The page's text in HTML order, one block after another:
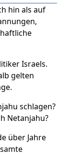
hin als auf
Israels.
gelten
schlagen?
Netanjahu?
über Jahre